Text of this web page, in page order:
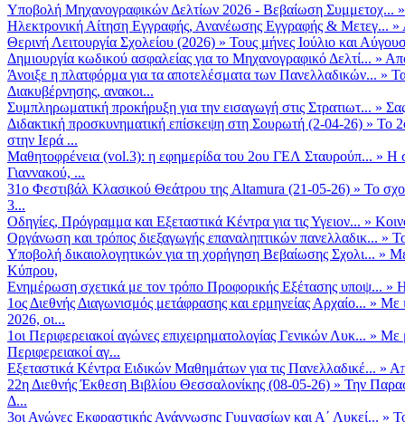
Υποβολή Μηχανογραφικών Δελτίων 2026 - Βεβαίωση Συμμετοχ...
Ηλεκτρονική Αίτηση Εγγραφής, Ανανέωσης Εγγραφής & Μετεγ... »
Θερινή Λειτουργία Σχολείου (2026) » Τους μήνες Ιούλιο και
Δημιουργία κωδικού ασφαλείας για το Μηχανογραφικό Δελτί... »
Άνοιξε η πλατφόρμα για τα αποτελέσματα των Πανελλαδικών... »
Διακυβέρνησης, ανακοι...
Συμπληρωματική προκήρυξη για την εισαγωγή στις Στρατιωτ... »
Διδακτική προσκυνηματική επίσκεψη στη Σουρωτή (2-04-26) » Το
στην Ιερά ...
Μαθητοφρένεια (vol.3): η εφημερίδα του 2ου ΓΕΛ Σταυρούπ... » Η
Γιαννακού, ...
31ο Φεστιβάλ Κλασικού Θεάτρου της Altamura (21-05-26) » Το
3...
Οδηγίες, Πρόγραμμα και Εξεταστικά Κέντρα για τις Υγειον... »
Οργάνωση και τρόπος διεξαγωγής επαναληπτικών πανελλαδικ... »
Υποβολή δικαιολογητικών για τη χορήγηση Βεβαίωσης Σχολι... »
Κύπρου,
Ενημέρωση σχετικά με τον τρόπο Προφορικής Εξέτασης υποψ... »
1ος Διεθνής Διαγωνισμός μετάφρασης και ερμηνείας Αρχαίο... » Με
2026, οι...
1οι Περιφερειακοί αγώνες επιχειρηματολογίας Γενικών Λυκ... » Με
Περιφερειακοί αγ...
Εξεταστικά Κέντρα Ειδικών Μαθημάτων για τις Πανελλαδικέ... »
22η Διεθνής Έκθεση Βιβλίου Θεσσαλονίκης (08-05-26) » Την
Δ...
3οι Αγώνες Εκφραστικής Ανάγνωσης Γυμνασίων και Α΄ Λυκεί... »